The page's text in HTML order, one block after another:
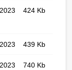
424 Kb
439 Kb
740 Kb